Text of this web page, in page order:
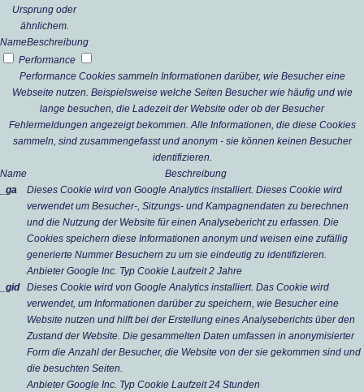
Ursprung oder
ähnlichem.
NameBeschreibung
Performance
Performance Cookies sammeln Informationen darüber, wie Besucher eine
Webseite nutzen. Beispielsweise welche Seiten Besucher wie häufig und wie
lange besuchen, die Ladezeit der Website oder ob der Besucher
Fehlermeldungen angezeigt bekommen. Alle Informationen, die diese Cookies
sammeln, sind zusammengefasst und anonym - sie können keinen Besucher
identifizieren.
Name
Beschreibung
_ga
Dieses Cookie wird von Google Analytics installiert. Dieses Cookie wird
verwendet um Besucher-, Sitzungs- und Kampagnendaten zu berechnen
und die Nutzung der Website für einen Analysebericht zu erfassen. Die
Cookies speichern diese Informationen anonym und weisen eine zufällig
generierte Nummer Besuchern zu um sie eindeutig zu identifizieren.
Anbieter Google Inc. Typ Cookie Laufzeit 2 Jahre
_gid
Dieses Cookie wird von Google Analytics installiert. Das Cookie wird
verwendet, um Informationen darüber zu speichern, wie Besucher eine
Website nutzen und hilft bei der Erstellung eines Analyseberichts über den
Zustand der Website. Die gesammelten Daten umfassen in anonymisierter
Form die Anzahl der Besucher, die Website von der sie gekommen sind und
die besuchten Seiten.
Anbieter Google Inc. Typ Cookie Laufzeit 24 Stunden